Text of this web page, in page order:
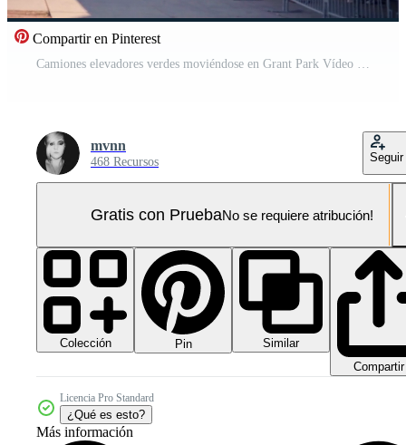
Compartir en Pinterest
Camiones elevadores verdes moviéndose en Grant Park Vídeo Pro
mvnn
468 Recursos Seguir
Gratis con PruebaNo se requiere atribución!
Colección Pin
Similar
Compartir
Licencia Pro Standard
¿Qué es esto?
Más información